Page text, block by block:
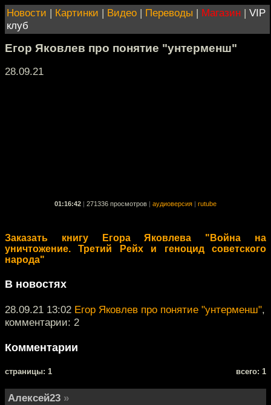
Новости | Картинки | Видео | Переводы | Магазин | VIP
клуб
Егор Яковлев про понятие "унтерменш"
28.09.21
01:16:42 271336 просмотров аудиоверсия rutube
Заказать книгу Егора Яковлева "Война на
уничтожение. Третий Рейх и геноцид советского
народа"
В новостях
28.09.21 13:02 Егор Яковлев про понятие "унтерменш",
комментарии: 2
Комментарии
cтраницы: 1 всего: 1
Алексей23 »